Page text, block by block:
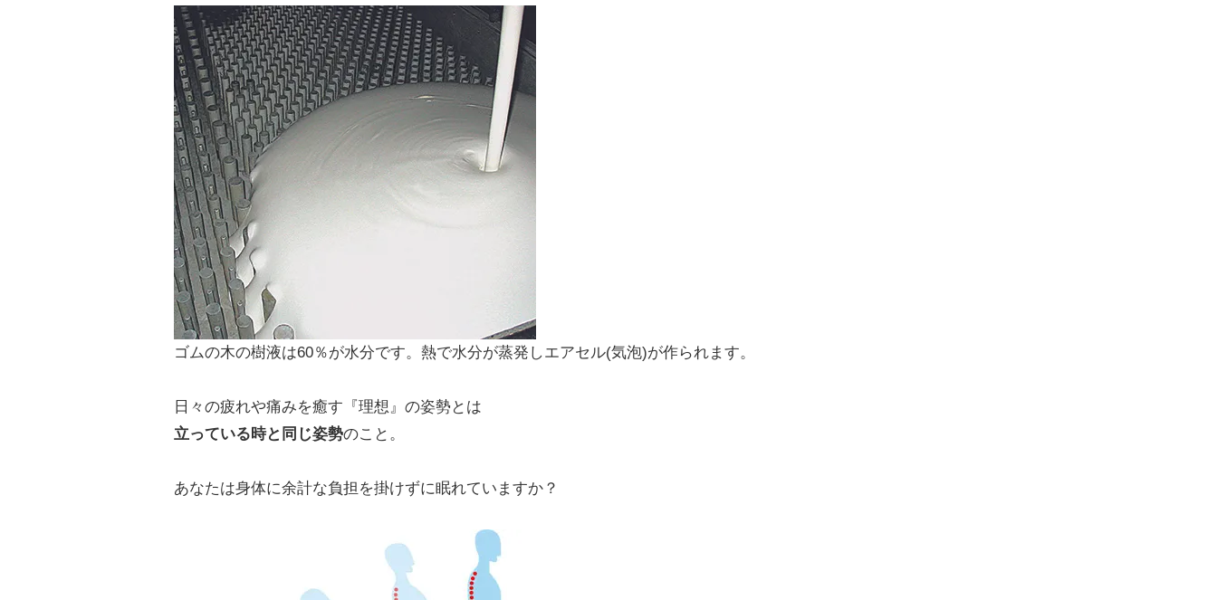
ゴムの木の樹液は60％が水分です。熱で水分が蒸発しエアセル(気泡)が作られます。
日々の疲れや痛みを癒す『理想』の姿勢とは
立っている時と同じ姿勢のこと。
あなたは身体に余計な負担を掛けずに眠れていますか？